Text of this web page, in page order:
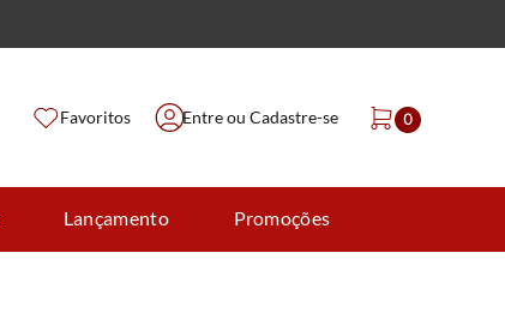
Favoritos Entre ou Cadastre-se 0
Lançamento Promoções